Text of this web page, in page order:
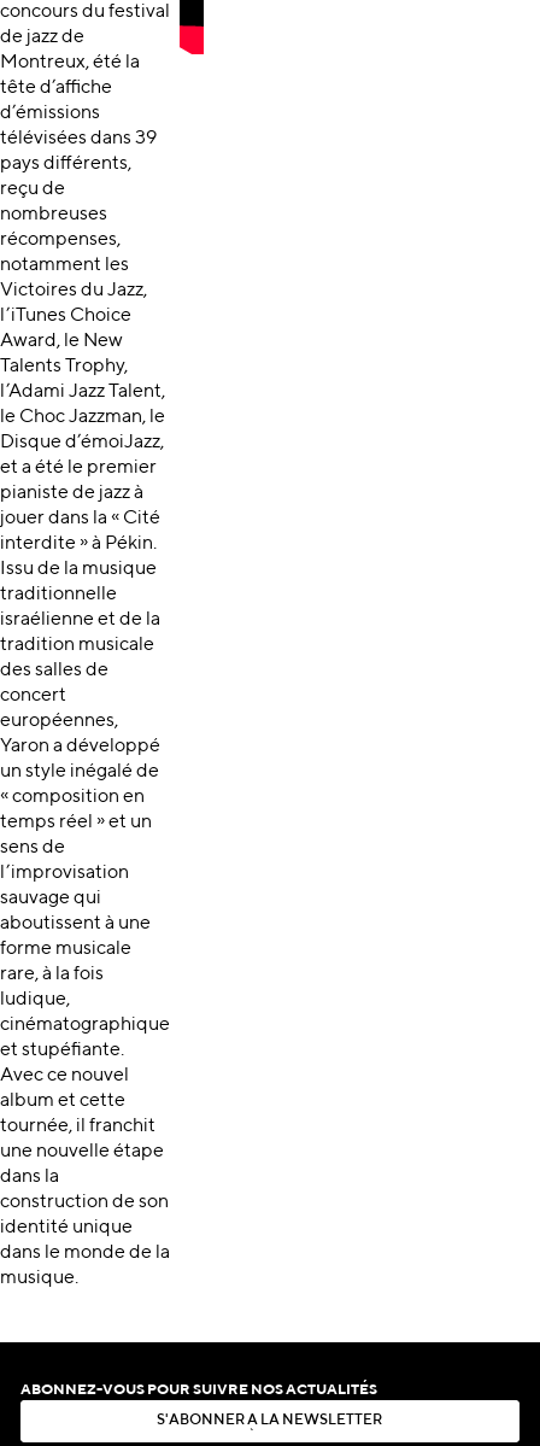
concours du festival
de jazz de
Montreux, été la
tête d’affiche
d’émissions
télévisées dans 39
pays différents,
reçu de
nombreuses
récompenses,
notamment les
Victoires du Jazz,
l’iTunes Choice
Award, le New
Talents Trophy,
l’Adami Jazz Talent,
le Choc Jazzman, le
Disque d’émoiJazz,
et a été le premier
pianiste de jazz à
jouer dans la « Cité
interdite » à Pékin.
Issu de la musique
traditionnelle
israélienne et de la
tradition musicale
des salles de
concert
européennes,
Yaron a développé
un style inégalé de
« composition en
temps réel » et un
sens de
l’improvisation
sauvage qui
aboutissent à une
forme musicale
rare, à la fois
ludique,
cinématographique
et stupéfiante.
Avec ce nouvel
album et cette
tournée, il franchit
une nouvelle étape
dans la
construction de son
identité unique
dans le monde de la
musique.
ABONNEZ-VOUS POUR SUIVRE NOS ACTUALITÉS
S'ABON N ER À LA N EWSLE ER